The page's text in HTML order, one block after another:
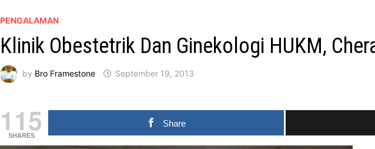
PENGALAMAN
Klinik Obestetrik Dan Ginekologi HUKM,
by Bro Framestone September 19, 2013
115
SHARES
Share